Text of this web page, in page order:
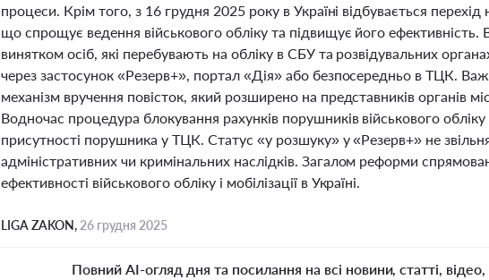
процеси. Крім того, з 16 грудня 2025 року в Україні відбувається
що спрощує ведення військового обліку та підвищує його
винятком осіб, які перебувають на обліку в СБУ та розвідувальних
через застосунок «Резерв+», портал «Дія» або безпосередньо в ТЦК.
механізм вручення повісток, який розширено на представників органів
Водночас процедура блокування рахунків порушників військового
присутності порушника у ТЦК. Статус «у розшуку» у «Резерв+» не
адміністративних чи кримінальних наслідків. Загалом реформи
ефективності військового обліку і мобілізації в Україні.
LIGA ZAKON, 26 грудня 2025
Повний AI-огляд дня та посилання на всі новини, статті,